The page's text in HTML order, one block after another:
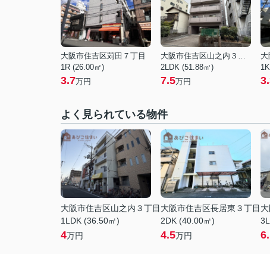
大阪市住吉区苅田７丁目
1R (26.00㎡)
3.7万円
大阪市住吉区山之内３丁目
2LDK (51.88㎡)
7.5万円
大
よく見られている物件
大阪市住吉区山之内３丁目
1LDK (36.50㎡)
4万円
大阪市住吉区長居東３丁目
2DK (40.00㎡)
4.5万円